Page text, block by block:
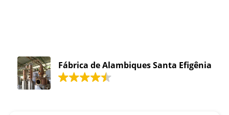
Fábrica de Alambiques Santa Efigênia